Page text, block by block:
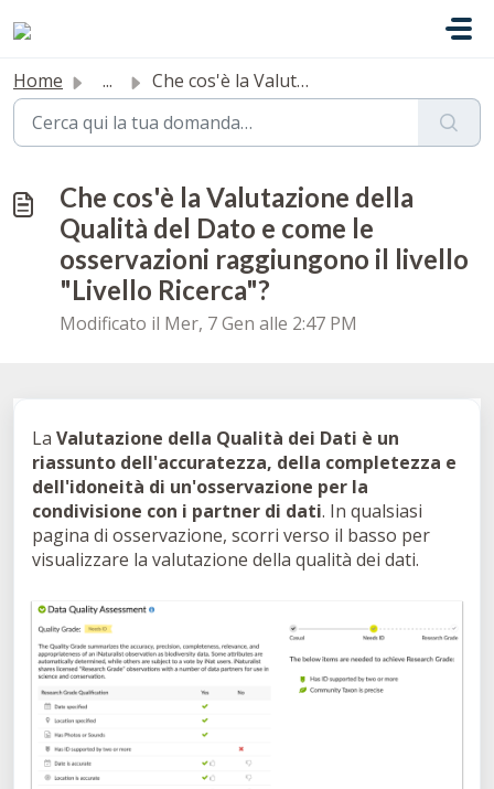
Home ... Che cos'è la Valutazione della Qualità del Dato e com...
Che cos'è la Valutazione della
Qualità del Dato e come le
osservazioni raggiungono il livello
"Livello Ricerca"?
Modificato il Mer, 7 Gen alle 2:47 PM
La Valutazione della Qualità dei Dati è un
riassunto dell'accuratezza, della completezza e
dell'idoneità di un'osservazione per la
condivisione con i partner di dati. In qualsiasi
pagina di osservazione, scorri verso il basso per
visualizzare la valutazione della qualità dei dati.